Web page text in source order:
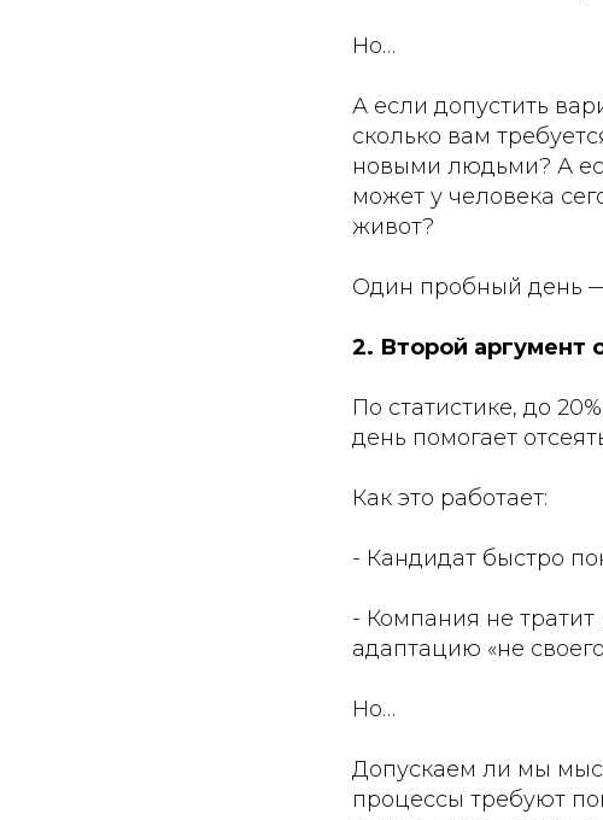
Но…
А если допустить
сколько вам
новыми людьми? А
может у человека
живот?
Один пробный день
2. Второй аргумент
По статистике, до
день помогает
Как это работает:
- Кандидат быстро
- Компания не
адаптацию «не
Но…
Допускаем ли мы
процессы требуют